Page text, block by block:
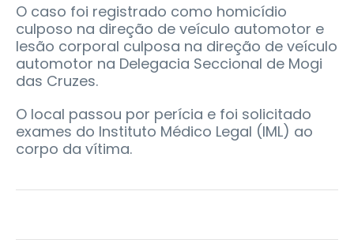
O caso foi registrado como homicídio
culposo na direção de veículo automotor e
lesão corporal culposa na direção de veículo
automotor na Delegacia Seccional de Mogi
das Cruzes.
O local passou por perícia e foi solicitado
exames do Instituto Médico Legal (IML) ao
corpo da vítima.